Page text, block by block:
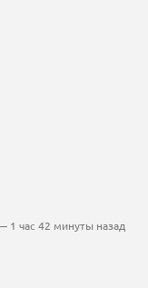
1 час 42 минуты назад